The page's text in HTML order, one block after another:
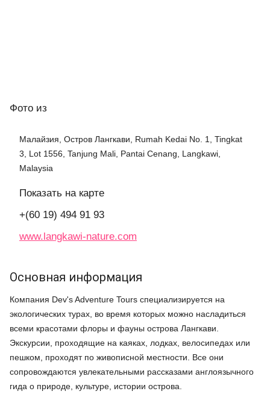
Фото из
Малайзия, Остров Лангкави, Rumah Kedai No. 1, Tingkat
3, Lot 1556, Tanjung Mali, Pantai Cenang, Langkawi,
Malaysia
Показать на карте
+(60 19) 494 91 93
www.langkawi-nature.com
Основная информация
Компания Dev's Adventure Tours специализируется на
экологических турах, во время которых можно насладиться
всеми красотами флоры и фауны острова Лангкави.
Экскурсии, проходящие на каяках, лодках, велосипедах или
пешком, проходят по живописной местности. Все они
сопровождаются увлекательными рассказами англоязычного
гида о природе, культуре, истории острова.